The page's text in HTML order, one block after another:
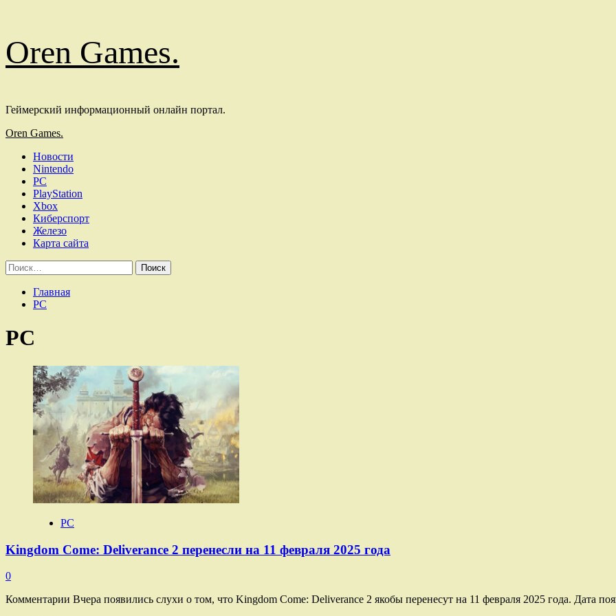
к
содержимому
Oren Games.
Геймерский информационный онлайн портал.
Основное
Oren Games.
Новости
Nintendo
PC
PlayStation
Xbox
Киберспорт
Железо
Карта сайта
Найти:
Главная
PC
PC
PC
Kingdom Come: Deliverance 2 перенесли на 11 февраля 2025 года
0
Комментарии Вчера появились слухи о том, что Kingdom Come: Deliverance 2 якобы перенесут на 11 февраля 2025 года. Дата